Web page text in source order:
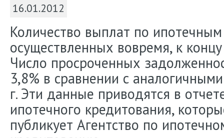
16.01.2012
Количество выплат по
осуществленных вовремя, к
Число просроченных
3,8% в сравнении с
г. Эти данные приводятся в
ипотечного кредитования,
публикует Агентство по